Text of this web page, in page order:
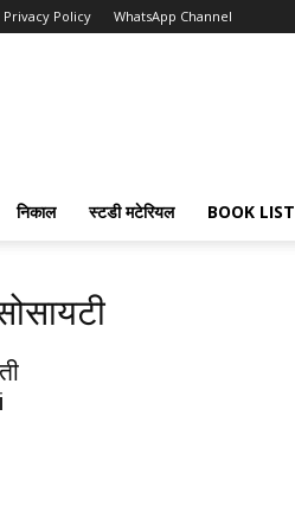
Privacy Policy WhatsApp Channel
निकाल स्टडी मटेरियल BOOK LIST